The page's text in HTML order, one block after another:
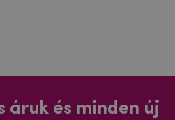
áruk és minden új